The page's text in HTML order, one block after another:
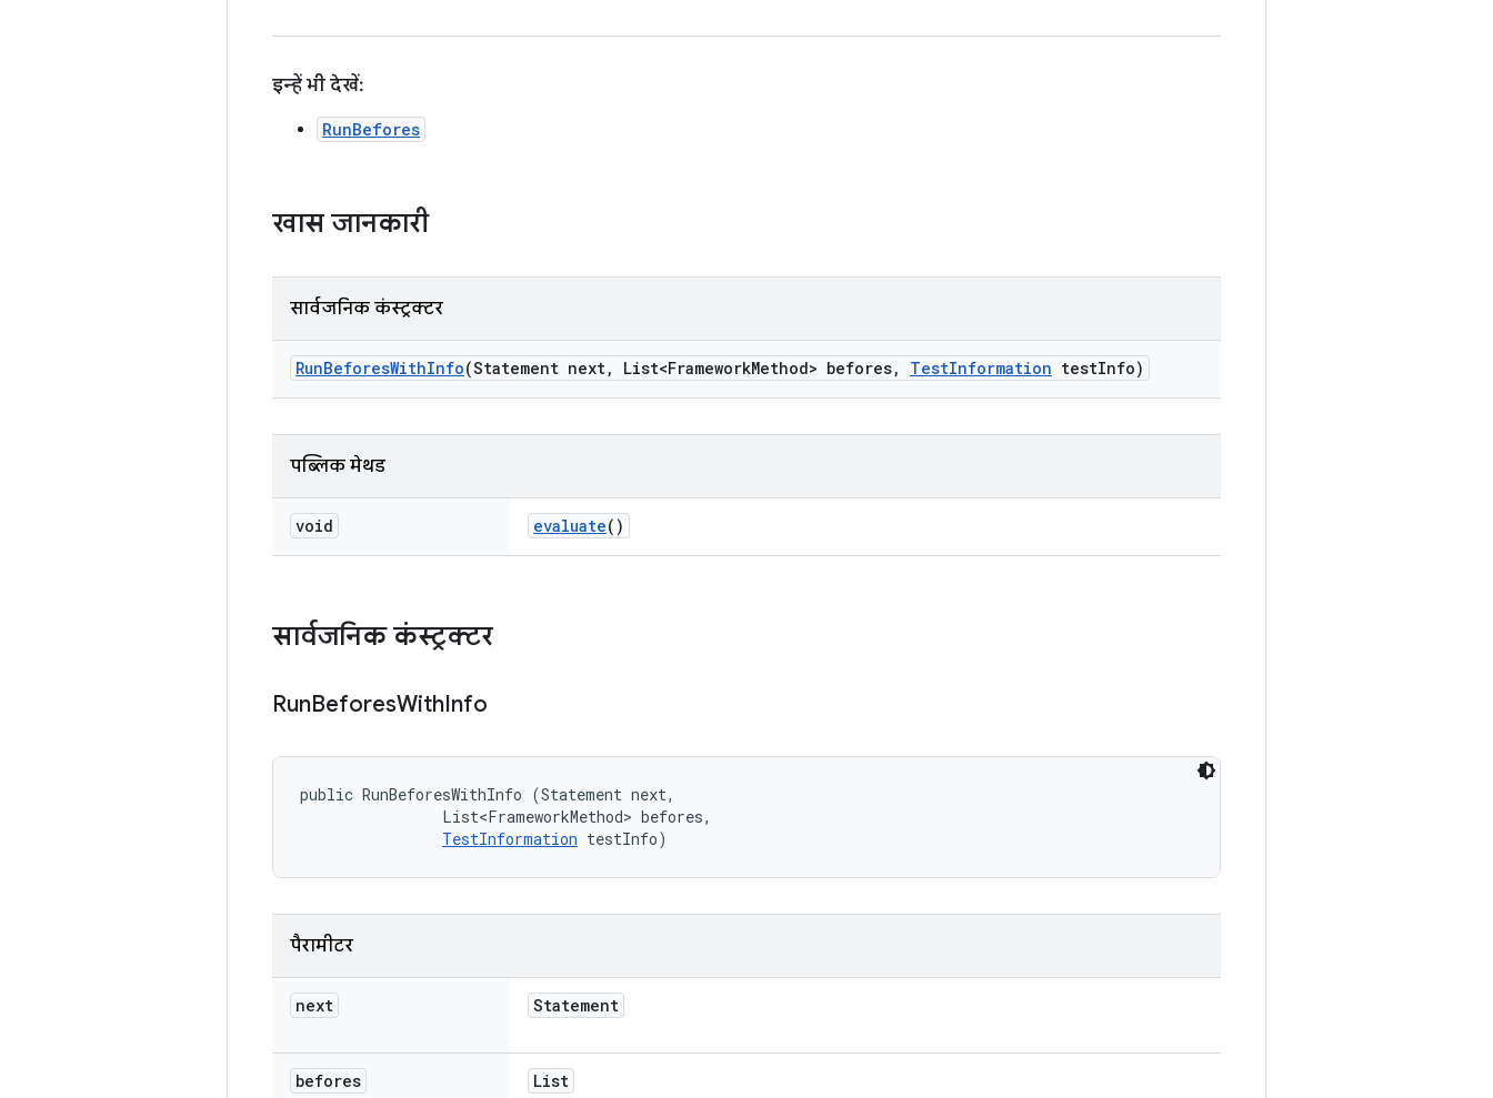
इन्हें भी देखें:
RunBefores
खास जानकारी
सार्वजनिक कंस्ट्रक्टर
RunBeforesWithInfo(Statement next, List<FrameworkMethod> befores, TestInformation testInfo)
पब्लिक मेथड
void evaluate()
सार्वजनिक कंस्ट्रक्टर
RunBeforesWithInfo
public RunBeforesWithInfo (Statement next,
                List<FrameworkMethod> befores,
TestInformation testInfo)
पैरामीटर
next Statement
befores List